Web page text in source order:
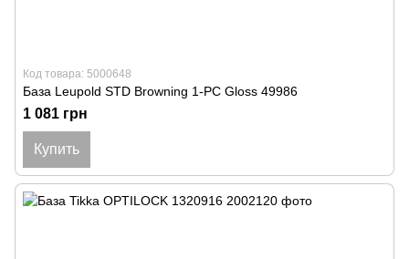
Код товара: 5000648
База Leupold STD Browning 1-PC Gloss 49986
1 081 грн
Купить